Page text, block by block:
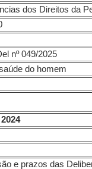
dos Direitos da
nº 049/2025
do homem
e prazos das